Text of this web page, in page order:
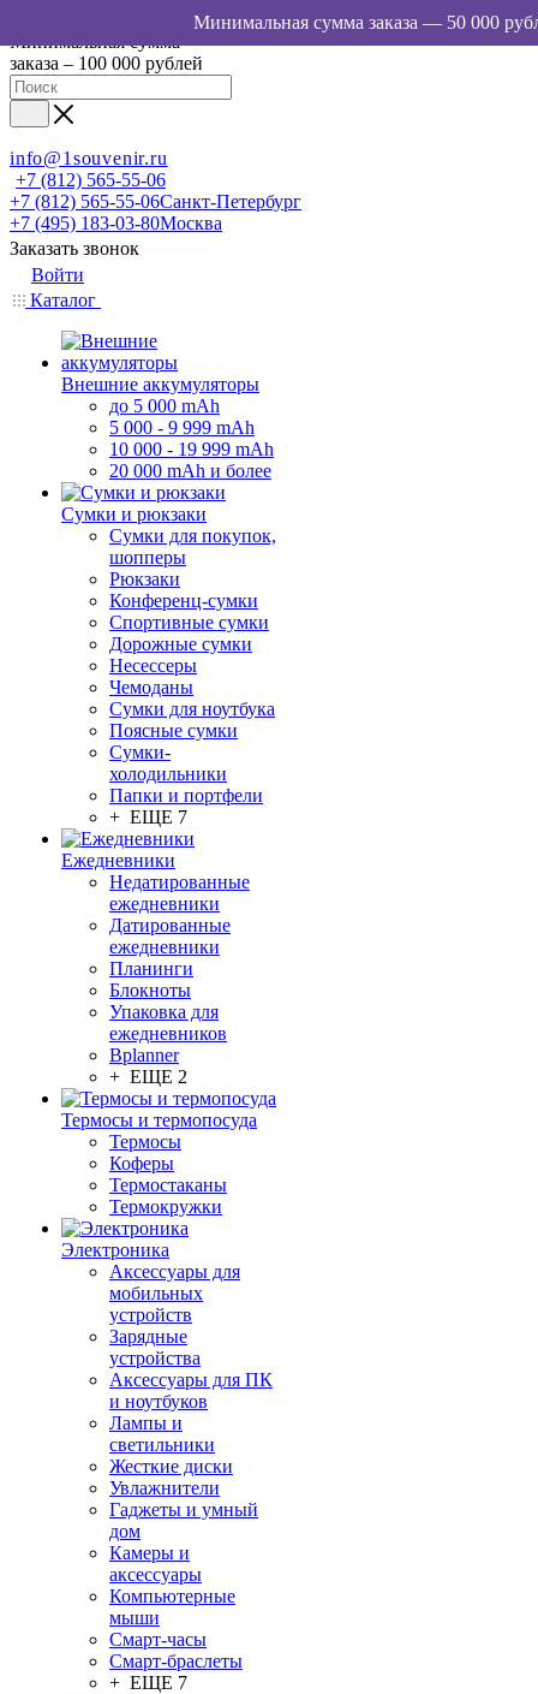
Минимальная сумма
заказа – 100 000 рублей
info@1souvenir.ru
+7 (812) 565-55-06
+7 (812) 565-55-06Санкт-Петербург
+7 (495) 183-03-80Москва
Заказать звонок
Войти
Каталог
Внешние аккумуляторы
до 5 000 mAh
5 000 - 9 999 mAh
10 000 - 19 999 mAh
20 000 mAh и более
Сумки и рюкзаки
Сумки для покупок,
шопперы
Рюкзаки
Конференц-сумки
Спортивные сумки
Дорожные сумки
Несессеры
Чемоданы
Сумки для ноутбука
Поясные сумки
Сумки-
холодильники
Папки и портфели
+ ЕЩЕ 7
Ежедневники
Недатированные
ежедневники
Датированные
ежедневники
Планинги
Блокноты
Упаковка для
ежедневников
Bplanner
+ ЕЩЕ 2
Термосы и термопосуда
Термосы
Коферы
Термостаканы
Термокружки
Электроника
Аксессуары для
мобильных
устройств
Зарядные
устройства
Аксессуары для ПК
и ноутбуков
Лампы и
светильники
Жесткие диски
Увлажнители
Гаджеты и умный
дом
Камеры и
аксессуары
Компьютерные
мыши
Смарт-часы
Смарт-браслеты
+ ЕЩЕ 7